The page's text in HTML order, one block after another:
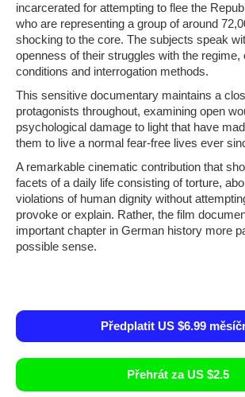
incarcerated for attempting to flee the
who are representing a group of around
shocking to the core. The subjects speak
openness of their struggles with the regime,
conditions and interrogation methods.
This sensitive documentary maintains a
protagonists throughout, examining open
psychological damage to light that have
them to live a normal fear-free lives ever
A remarkable cinematic contribution that
facets of a daily life consisting of torture,
violations of human dignity without
provoke or explain. Rather, the film
important chapter in German history more
possible sense.
Předplatit US $6.99
Přehrát za US $2.5